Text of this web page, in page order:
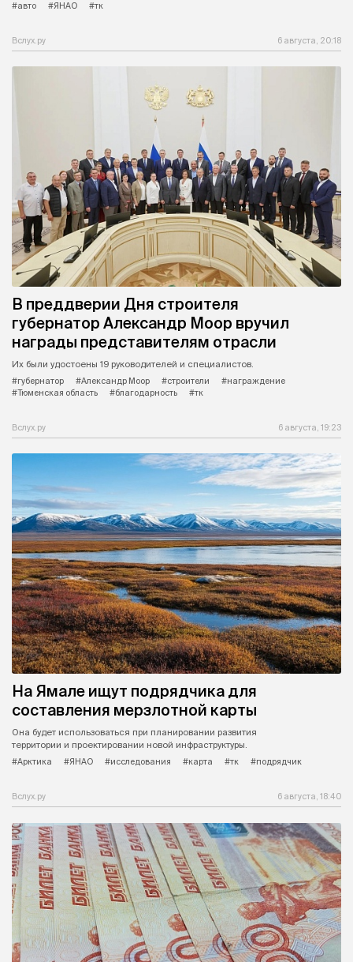
#авто
#ЯНАО #тк
Вслух.ру 6 августа, 20:18
В преддверии Дня строителя
губернатор Александр Моор вручил
награды представителям отрасли
Их были удостоены 19 руководителей и специалистов.
#губернатор
#Александр Моор #строители
#награждение
#Тюменская область
#благодарность #тк
Вслух.ру 6 августа, 19:23
На Ямале ищут подрядчика для
составления мерзлотной карты
Она будет использоваться при планировании развития
территории и проектировании новой инфраструктуры.
#Арктика
#ЯНАО #исследования #карта #тк #подрядчик
Вслух.ру 6 августа, 18:40